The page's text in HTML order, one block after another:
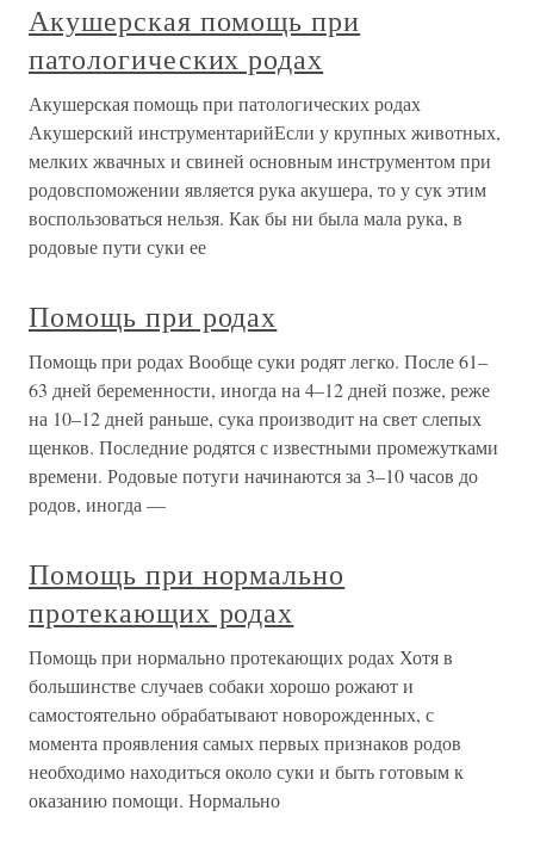
Акушерская помощь при
патологических родах
Акушерская помощь при патологических родах
Акушерский инструментарийЕсли у крупных животных,
мелких жвачных и свиней основным инструментом при
родовспоможении является рука акушера, то у сук этим
воспользоваться нельзя. Как бы ни была мала рука, в
родовые пути суки ее
Помощь при родах
Помощь при родах Вообще суки родят легко. После 61–
63 дней беременности, иногда на 4–12 дней позже, реже
на 10–12 дней раньше, сука производит на свет слепых
щенков. Последние родятся с известными промежутками
времени. Родовые потуги начинаются за 3–10 часов до
родов, иногда —
Помощь при нормально
протекающих родах
Помощь при нормально протекающих родах Хотя в
большинстве случаев собаки хорошо рожают и
самостоятельно обрабатывают новорожденных, с
момента проявления самых первых признаков родов
необходимо находиться около суки и быть готовым к
оказанию помощи. Нормально